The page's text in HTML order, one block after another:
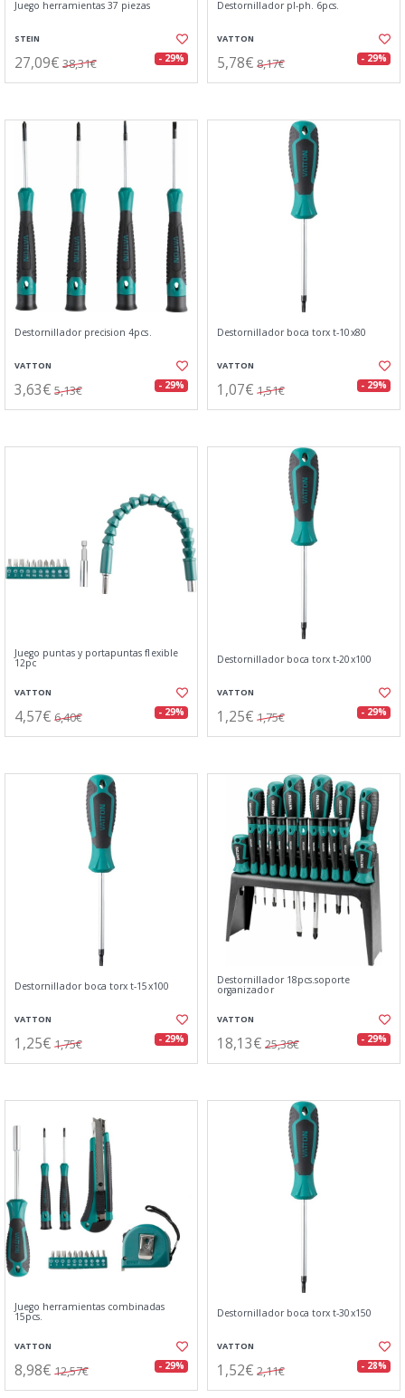
Juego herramientas 37 piezas
STEIN
27,09€ 38,31€ - 29%
Destornillador pl-ph. 6pcs.
VATTON
5,78€ 8,17€ - 29%
Destornillador precision 4pcs.
VATTON
3,63€ 5,13€ - 29%
Destornillador boca torx t-10x80
VATTON
1,07€ 1,51€ - 29%
Juego puntas y portapuntas flexible
12pc
VATTON
4,57€ 6,40€ - 29%
Destornillador boca torx t-20x100
VATTON
1,25€ 1,75€ - 29%
Destornillador boca torx t-15x100
VATTON
1,25€ 1,75€ - 29%
Destornillador 18pcs.soporte
organizador
VATTON
18,13€ 25,38€ - 29%
Juego herramientas combinadas
15pcs.
VATTON
8,98€ 12,57€ - 29%
Destornillador boca torx t-30x150
VATTON
1,52€ 2,11€ - 28%